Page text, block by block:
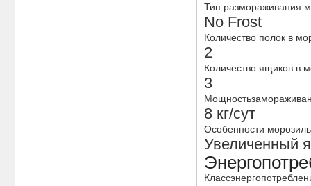
Тип размораживания
No Frost
Количество полок в
2
Количество ящиков в
3
8 кг/сут
Особенности
Увеличенный